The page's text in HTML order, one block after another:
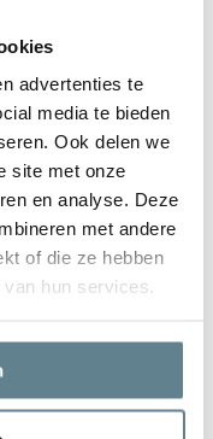
advertenties te
media te bieden
Ook delen we
site met onze
en analyse. Deze
met andere
of die ze hebben
hun services.
contact op met ons